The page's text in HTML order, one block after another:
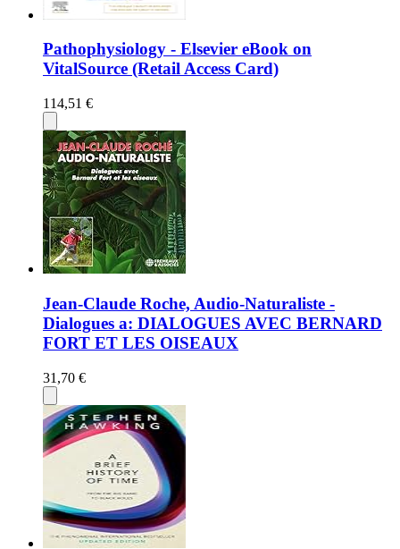
Pathophysiology - Elsevier eBook on
VitalSource (Retail Access Card)
114,51 €
Jean-Claude Roche, Audio-Naturaliste -
Dialogues a: DIALOGUES AVEC BERNARD
FORT ET LES OISEAUX
31,70 €